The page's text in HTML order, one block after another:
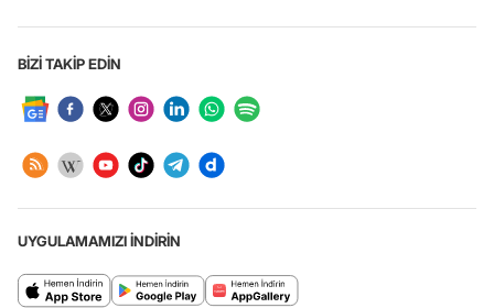
BİZİ TAKİP EDİN
UYGULAMAMIZI İNDİRİN